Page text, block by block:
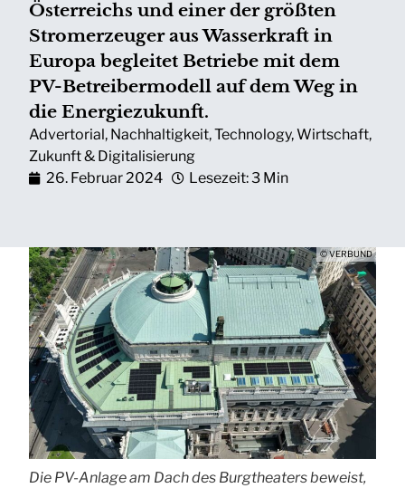
Österreichs und einer der größten
Stromerzeuger aus Wasserkraft in
Europa begleitet Betriebe mit dem
PV-Betreibermodell auf dem Weg in
die Energiezukunft.
Advertorial, Nachhaltigkeit,Technology,Wirtschaft,
Zukunft & Digitalisierung
26. Februar 2024
Lesezeit: 3 Min
© VERBUND
Die PV-Anlage am Dach des Burgtheaters beweist,